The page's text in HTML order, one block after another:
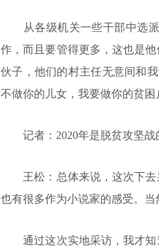
从各级机关一些干部中选派
作，而且要管得更多，这也是
伙子，他们的村主任无意间和
不做你的儿女，我要做你的贫困
记者：2020年是脱贫攻坚战
王松：总体来说，这次下去
也有很多作为小说家的感受。
通过这次实地采访，我才知